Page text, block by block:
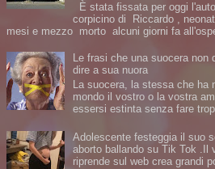
È stata fissata per oggi
corpicino di Riccardo ,
mesi e mezzo morto alcuni giorni fa
Le frasi che una suocera non
dire a sua nuora
La suocera, la stessa che ha
mondo il vostro o la vostra
essersi estinta senza fare
Adolescente festeggia il suo
aborto ballando su Tik Tok .Il
riprende sul web crea grandi